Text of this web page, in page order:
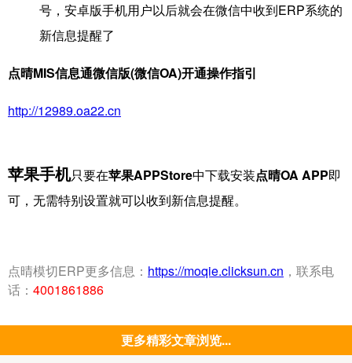
号，安卓版手机用户以后就会在微信中收到ERP系统的
新信息提醒了
点晴MIS信息通微信版(微信OA)开通操作指引
http://12989.oa22.cn
苹果手机只要在苹果APPStore中下载安装点晴OA APP即
可，无需特别设置就可以收到新信息提醒。
点晴模切ERP更多信息： https://moqie.clicksun.cn ，联系电
话： 4001861886
更多精彩文章浏览...